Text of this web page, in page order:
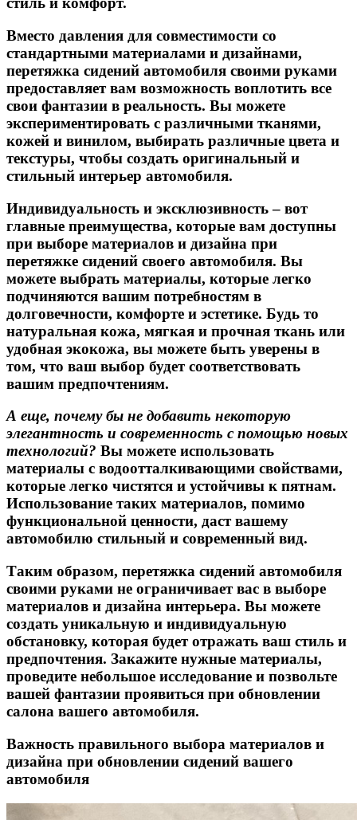
Вместо давления для совместимости со
стандартными материалами и дизайнами,
перетяжка сидений автомобиля своими руками
предоставляет вам возможность воплотить все
свои фантазии в реальность. Вы можете
экспериментировать с различными тканями,
кожей и винилом, выбирать различные цвета и
текстуры, чтобы создать оригинальный и
стильный интерьер автомобиля.
Индивидуальность и эксклюзивность – вот
главные преимущества, которые вам доступны
при выборе материалов и дизайна при
перетяжке сидений своего автомобиля. Вы
можете выбрать материалы, которые легко
подчиняются вашим потребностям в
долговечности, комфорте и эстетике. Будь то
натуральная кожа, мягкая и прочная ткань или
удобная экокожа, вы можете быть уверены в
том, что ваш выбор будет соответствовать
вашим предпочтениям.
А еще, почему бы не добавить некоторую
элегантность и современность с помощью новых
технологий? Вы можете использовать
материалы с водоотталкивающими свойствами,
которые легко чистятся и устойчивы к пятнам.
Использование таких материалов, помимо
функциональной ценности, даст вашему
автомобилю стильный и современный вид.
Таким образом, перетяжка сидений автомобиля
своими руками не ограничивает вас в выборе
материалов и дизайна интерьера. Вы можете
создать уникальную и индивидуальную
обстановку, которая будет отражать ваш стиль и
предпочтения. Закажите нужные материалы,
проведите небольшое исследование и позвольте
вашей фантазии проявиться при обновлении
салона вашего автомобиля.
Важность правильного выбора материалов и
дизайна при обновлении сидений вашего
автомобиля